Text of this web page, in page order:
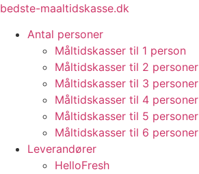
Videre
indhold
bedste-maaltidskasse.dk
Antal personer
Måltidskasser til 1 person
Måltidskasser til 2 personer
Måltidskasser til 3 personer
Måltidskasser til 4 personer
Måltidskasser til 5 personer
Måltidskasser til 6 personer
Leverandører
HelloFresh